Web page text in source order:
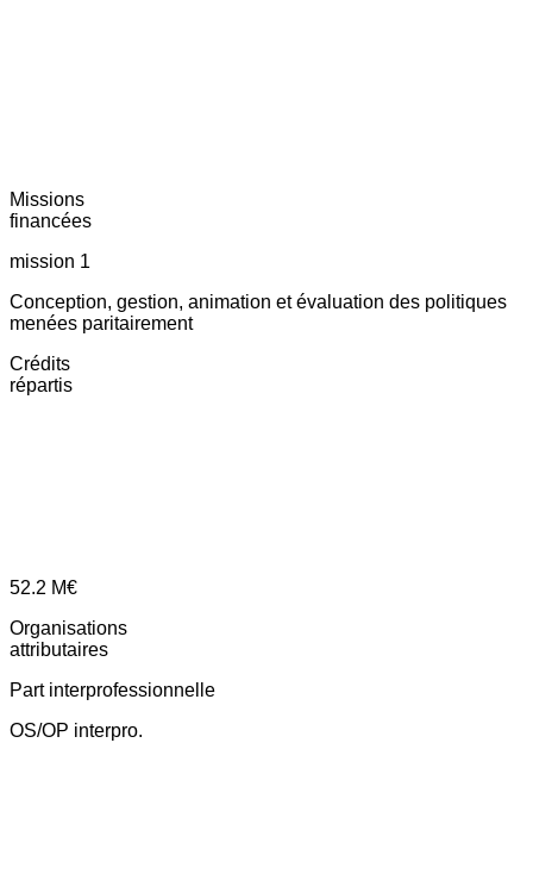
Missions
financées
mission 1
Conception, gestion, animation et évaluation des politiques
menées paritairement
Crédits
répartis
52.2 M€
Organisations
attributaires
Part interprofessionnelle
OS/OP interpro.